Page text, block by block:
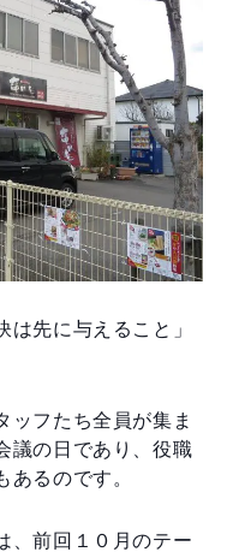
先に与えること」
ッフたち全員が集ま
議の日であり、役職
るのです。
、前回１０月のテー